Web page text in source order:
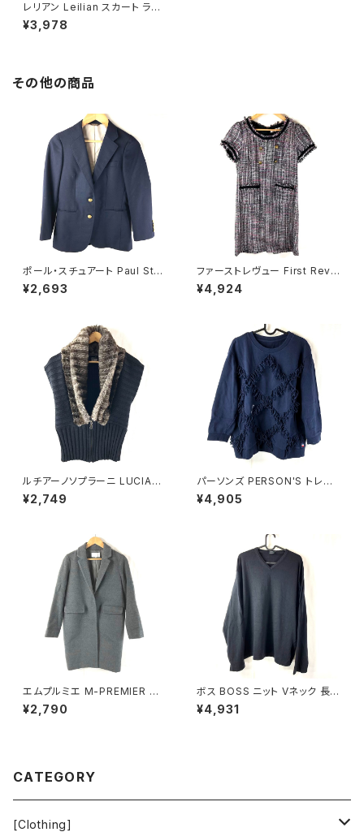
レリアン Leilian スカート ラメ
入り 紺系 11サイズ 879549
¥3,978
その他の商品
ポール・スチュアート Paul Stua
rt ジャケット 金ボタン 袖ボタン
サイドポケット スリット 紺 7サイ
¥2,693
ファーストレヴュー First Revu
e 半袖ワンピース フリンジ バッ
クファスナー ポケット ヴィンテ
¥4,924
ルチアーノソプラーニ LUCIAN
O SOPRANI ニット ベスト フロ
ントジップ ファー襟付き ブラッ
¥2,749
パーソンズ PERSON'S トレー
ナー 綿100％ ロゴ入り フリン
ジ リブ ネイビー Lサイズ 9214
¥4,905
エムプルミエ M-PREMIER コ
ート 日本製 無地 スナップボタ
ン ポケット グレー 36サイズ 92
¥2,790
ボス BOSS ニット Vネック 長袖
無地 黒 900701
¥4,931
CATEGORY
[Clothing]